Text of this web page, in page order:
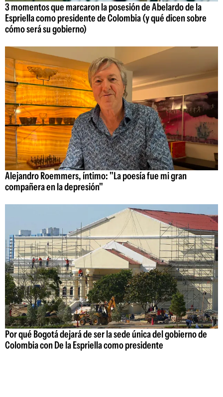
3 momentos que marcaron la posesión de Abelardo de la
Espriella como presidente de Colombia (y qué dicen sobre
cómo será su gobierno)
Alejandro Roemmers, íntimo: "La poesía fue mi gran
compañera en la depresión"
Por qué Bogotá dejará de ser la sede única del gobierno de
Colombia con De la Espriella como presidente